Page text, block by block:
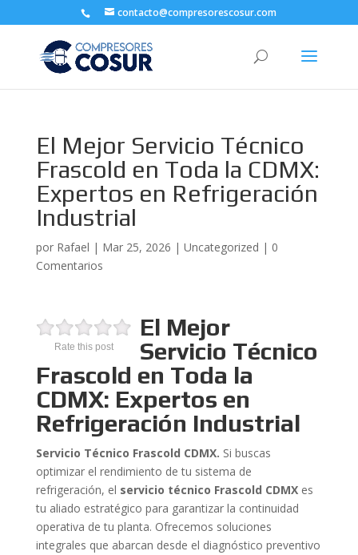
contacto@compresorescosur.com
El Mejor Servicio Técnico
Frascold en Toda la CDMX:
Expertos en Refrigeración
Industrial
por Rafael | Mar 25, 2026 | Uncategorized | 0
Comentarios
Rate this post
El Mejor
Servicio Técnico
Frascold en Toda la
CDMX: Expertos en
Refrigeración Industrial
Servicio Técnico Frascold CDMX. Si buscas
optimizar el rendimiento de tu sistema de
refrigeración, el servicio técnico Frascold CDMXes
tu aliado estratégico para garantizar la continuidad
operativa de tu planta. Ofrecemos soluciones
integrales que abarcan desde el diagnóstico preventivo